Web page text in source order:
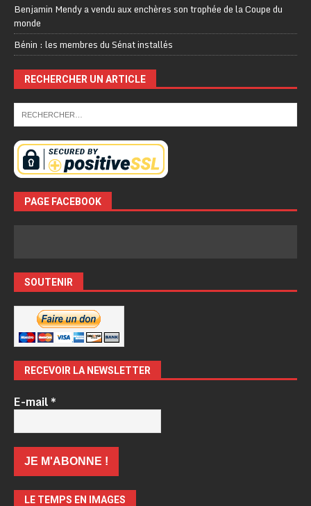
Benjamin Mendy a vendu aux enchères son trophée de la Coupe du
monde
Bénin : les membres du Sénat installés
RECHERCHER UN ARTICLE
PAGE FACEBOOK
SOUTENIR
RECEVOIR LA NEWSLETTER
E-mail*
LE TEMPS EN IMAGES